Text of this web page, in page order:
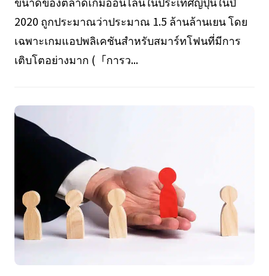
2020 ถูกประมาณว่าประมาณ 1.5 ล้านล้านเยน โดย
เฉพาะเกมแอปพลิเคชันสำหรับสมาร์ทโฟนที่มีการ
เติบโตอย่างมาก (「การว...